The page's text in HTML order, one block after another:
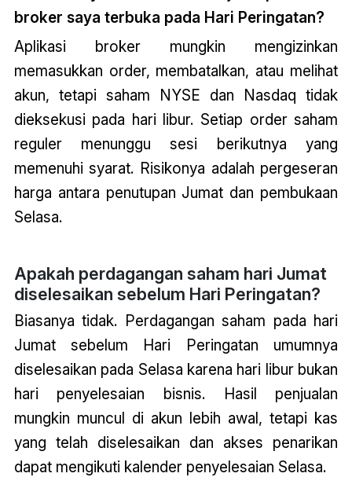
broker saya terbuka pada Hari Peringatan?
Aplikasi broker mungkin mengizinkan
memasukkan order, membatalkan, atau melihat
akun, tetapi saham NYSE dan Nasdaq tidak
dieksekusi pada hari libur. Setiap order saham
reguler menunggu sesi berikutnya yang
memenuhi syarat. Risikonya adalah pergeseran
harga antara penutupan Jumat dan pembukaan
Selasa.
Apakah perdagangan saham hari Jumat
diselesaikan sebelum Hari Peringatan?
Biasanya tidak. Perdagangan saham pada hari
Jumat sebelum Hari Peringatan umumnya
diselesaikan pada Selasa karena hari libur bukan
hari penyelesaian bisnis. Hasil penjualan
mungkin muncul di akun lebih awal, tetapi kas
yang telah diselesaikan dan akses penarikan
dapat mengikuti kalender penyelesaian Selasa.